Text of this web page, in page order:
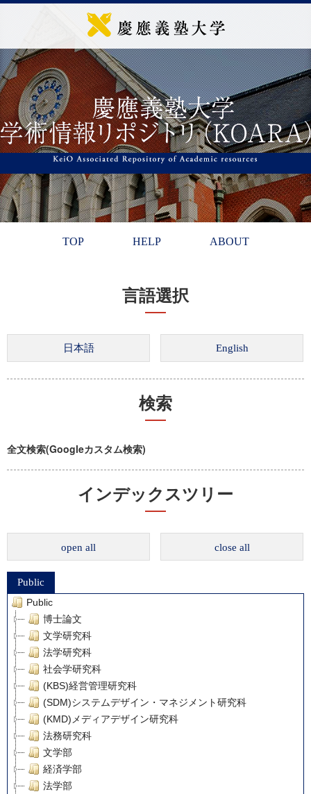
TOP HELP ABOUT
言語選択
検索
全文検索(Googleカスタム検索)
インデックスツリー
open all close all
Public
Public
博士論文
文学研究科
法学研究科
社会学研究科
(KBS)経営管理研究科
(SDM)システムデザイン・マネジメント研究科
(KMD)メディアデザイン研究科
法務研究科
文学部
経済学部
法学部